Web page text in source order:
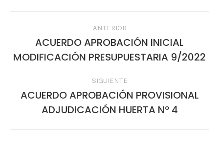
Navegación
entre
publicaciones
ANTERIOR
anterior:
ACUERDO APROBACIÓN INICIAL
MODIFICACIÓN PRESUPUESTARIA 9/2022
SIGUIENTE
siguiente:
ACUERDO APROBACIÓN PROVISIONAL
ADJUDICACIÓN HUERTA Nº 4